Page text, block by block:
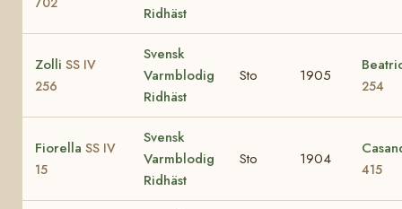
Ridhäst
Zolli SS IV
256
Svensk
Varmblodig
Ridhäst
Sto 1905
254
Fiorella SS IV
15
Svensk
Varmblodig
Ridhäst
Sto 1904
415